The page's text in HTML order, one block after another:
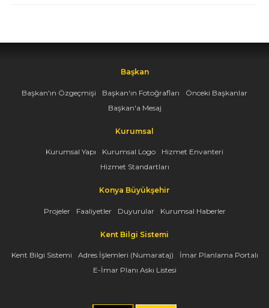
Başkan
Başkan'ın Özgeçmişi Başkan'ın Fotoğrafları
Önceki Başkanlar
Başkan'a Mesaj
Kurumsal
Kurumsal Yapı Kurumsal Logo
Hizmet Envanteri
Hizmet Standartları
Konya Büyükşehir
Projeler Faaliyetler Duyurular Kurumsal Haberler
Kent Bilgi Sistemi
Kent Bilgi Sistemi Adres İşlemleri (Numarataj)
İmar Planlama Portalı
E-İmar Planı Askı Listesi